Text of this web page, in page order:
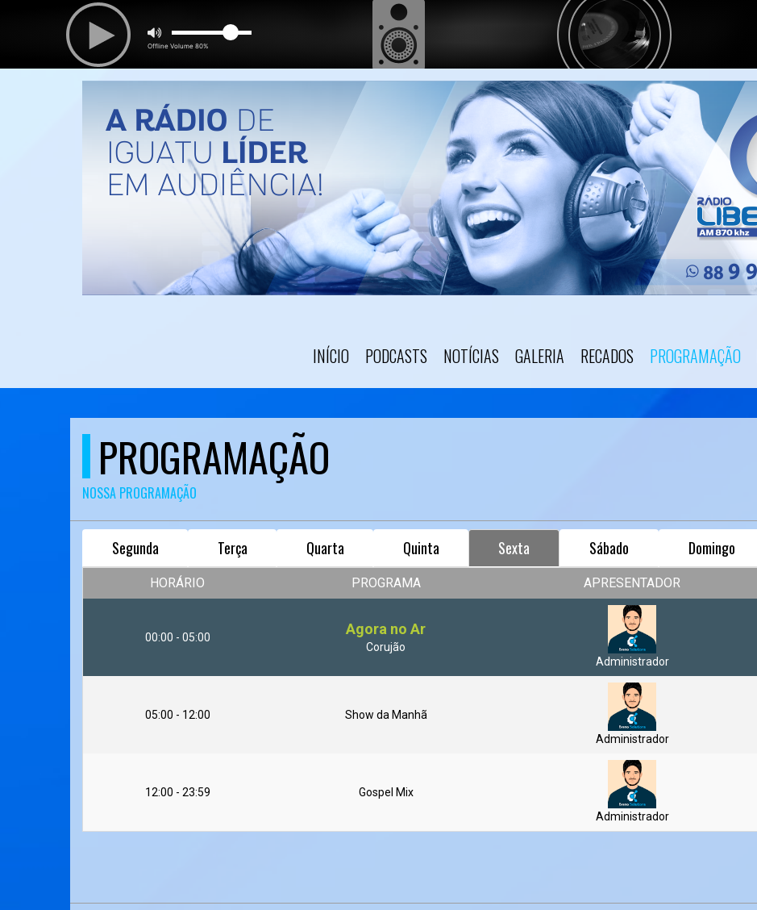
INÍCIO PODCASTS NOTÍCIAS GALERIA RECADOS PROGRAMAÇÃO
PROGRAMAÇÃO
NOSSA PROGRAMAÇÃO
Segunda Terça Quarta Quinta Sexta Sábado Domingo
HORÁRIO PROGRAMA APRESENTADOR
00:00 - 05:00 Agora no Ar
Corujão
Administrador
05:00 - 12:00
Show da Manhã
Administrador
12:00 - 23:59
Gospel Mix
Administrador